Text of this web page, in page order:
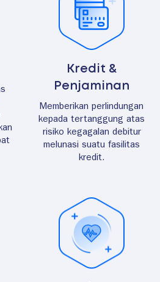
Kredit &
Penjaminan
Memberikan perlindungan
kepada tertanggung atas
risiko kegagalan debitur
melunasi suatu fasilitas
kredit.